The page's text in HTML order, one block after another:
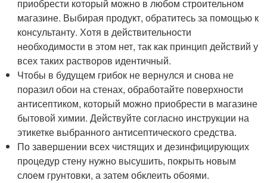
приобрести который можно в любом строительном
магазине. Выбирая продукт, обратитесь за помощью к
консультанту. Хотя в действительности
необходимости в этом нет, так как принцип действий у
всех таких растворов идентичный.
Чтобы в будущем грибок не вернулся и снова не
поразил обои на стенах, обработайте поверхности
антисептиком, который можно приобрести в магазине
бытовой химии. Действуйте согласно инструкции на
этикетке выбранного антисептического средства.
По завершении всех чистящих и дезинфицирующих
процедур стену нужно высушить, покрыть новым
слоем грунтовки, а затем обклеить обоями.